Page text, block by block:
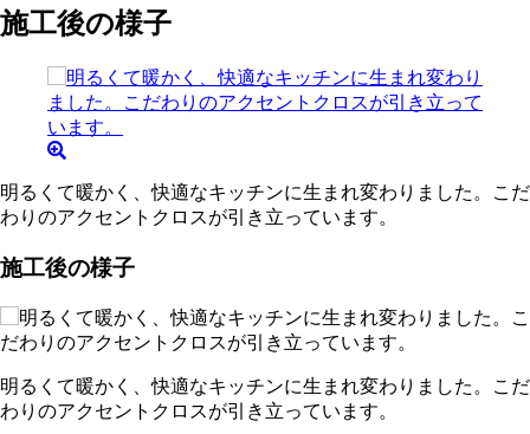
施工後の様子
明るくて暖かく、快適なキッチンに生まれ変わりました。こだ
わりのアクセントクロスが引き立っています。
施工後の様子
明るくて暖かく、快適なキッチンに生まれ変わりました。こだ
わりのアクセントクロスが引き立っています。